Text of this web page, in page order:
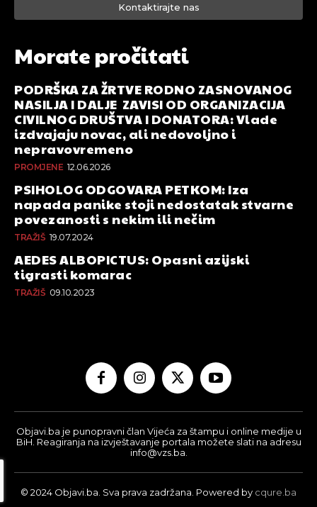
Kontaktirajte nas
Morate pročitati
PODRŠKA ZA ŽRTVE RODNO ZASNOVANOG
NASILJA I DALJE ZAVISI OD ORGANIZACIJA
CIVILNOG DRUŠTVA I DONATORA: Vlade
izdvajaju novac, ali nedovoljno i
nepravovremeno
PROMJENE 12.06.2026
PSIHOLOG ODGOVARA PETKOM: Iza
napada panike stoji nedostatak stvarne
povezanosti s nekim ili nečim
TRAŽIŠ 19.07.2024
AEDES ALBOPICTUS: Opasni azijski
tigrasti komarac
TRAŽIŠ 09.10.2023
Objavi.ba je punopravni član Vijeća za štampu i online medije u
BiH. Reagiranja na izvještavanje portala možete slati na adresu
info@vzs.ba.
© 2024 Objavi.ba. Sva prava zadržana. Powered by cqure.ba